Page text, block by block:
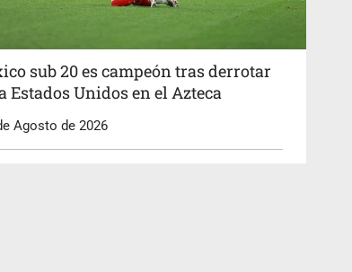
sub 20 es campeón tras derrotar
Estados Unidos en el Azteca
Agosto de 2026